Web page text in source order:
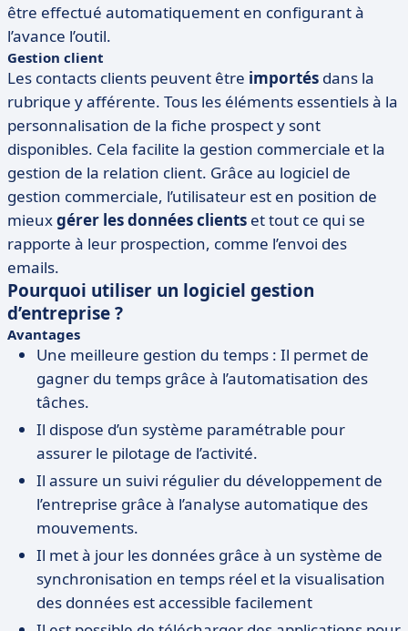
être effectué automatiquement en configurant à
l’avance l’outil.
Gestion client
Les contacts clients peuvent être importés dans la
rubrique y afférente. Tous les éléments essentiels à la
personnalisation de la fiche prospect y sont
disponibles. Cela facilite la gestion commerciale et la
gestion de la relation client. Grâce au logiciel de
gestion commerciale, l’utilisateur est en position de
mieuxgérer les données clients et tout ce qui se
rapporte à leur prospection, comme l’envoi des
emails.
Pourquoi utiliser un logiciel gestion
d’entreprise ?
Avantages
Une meilleure gestion du temps : Il permet de
gagner du temps grâce à l’automatisation des
tâches.
Il dispose d’un système paramétrable pour
assurer le pilotage de l’activité.
Il assure un suivi régulier du développement de
l’entreprise grâce à l’analyse automatique des
mouvements.
Il met à jour les données grâce à un système de
synchronisation en temps réel et la visualisation
des données est accessible facilement